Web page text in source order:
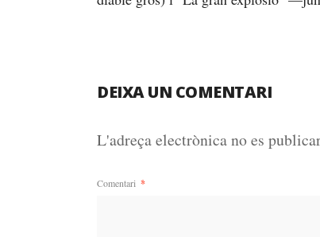
DEIXA UN COMENTARI
L'adreça electrònica no es
Comentari *